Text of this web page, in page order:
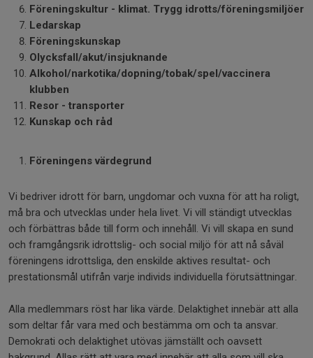
Föreningskultur - klimat. Trygg idrotts/föreningsmiljöer
Ledarskap
Föreningskunskap
Olycksfall/akut/insjuknande
Alkohol/narkotika/dopning/tobak/spel/vaccinera
klubben
Resor - transporter
Kunskap och råd
Föreningens värdegrund
Vi bedriver idrott för barn, ungdomar och vuxna för att ha roligt,
må bra och utvecklas under hela livet. Vi vill ständigt utvecklas
och förbättras både till form och innehåll. Vi vill skapa en sund
och framgångsrik idrottslig- och social miljö för att nå såväl
föreningens idrottsliga, den enskilde aktives resultat- och
prestationsmål utifrån varje individs individuella förutsättningar.
Alla medlemmars röst har lika värde. Delaktighet innebär att alla
som deltar får vara med och bestämma om och ta ansvar.
Demokrati och delaktighet utövas jämställt och oavsett